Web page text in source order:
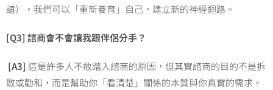
誼），我們可以「重新養育」自己，建立新的神經迴路。
[Q3] 諮商會不會讓我跟伴侶分手？
[A3] 這是許多人不敢踏入諮商的原因，但其實諮商的目的不是拆
散或勸和，而是幫助你「看清楚」關係的本質與你真實的需求。